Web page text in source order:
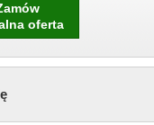
oferta